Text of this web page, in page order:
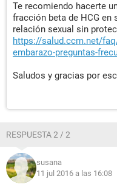
Te recomiendo hacerte
fracción beta de HCG en
relación sexual sin
https://salud.ccm.net/
embarazo-preguntas-
Saludos y gracias por
RESPUESTA 2 / 2
susana
11 jul 2016 a las 16:08